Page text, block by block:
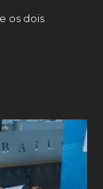
os dois